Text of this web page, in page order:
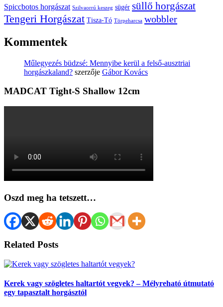
Spiccbotos horgászat Szilvaorrú keszeg sügér süllő horgászat
Tengeri Horgászat Tisza-Tó Törpeharcsa wobbler
Kommentek
Műlegyezés büdzsé: Mennyibe kerül a felső-ausztriai
horgászkaland? szerzője Gábor Kovács
MADCAT Tight-S Shallow 12cm
Oszd meg ha tetszett…
Related Posts
Kerek vagy szögletes haltartót vegyek? – Mélyreható útmutató
egy tapasztalt horgásztól